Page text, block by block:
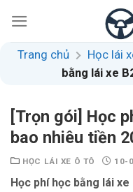
content
Trang chủ Học lái
bằng lái xe
[Trọn gói] Học
bao nhiêu tiền
HỌC LÁI XE Ô TÔ 10-
Học phí học bằng lái